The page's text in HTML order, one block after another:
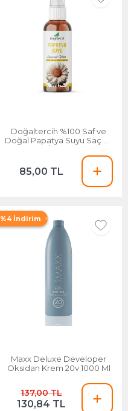
Doğaltercih %100 Saf ve
Doğal Papatya Suyu Saç ve
Cilt Toniği / Hidrosol 100 Ml
(chamomile Water)
85,00 TL
%4 İndirim
Maxx Deluxe Developer
Oksidan Krem 20v 1000 Ml
137,00 TL
130,84 TL